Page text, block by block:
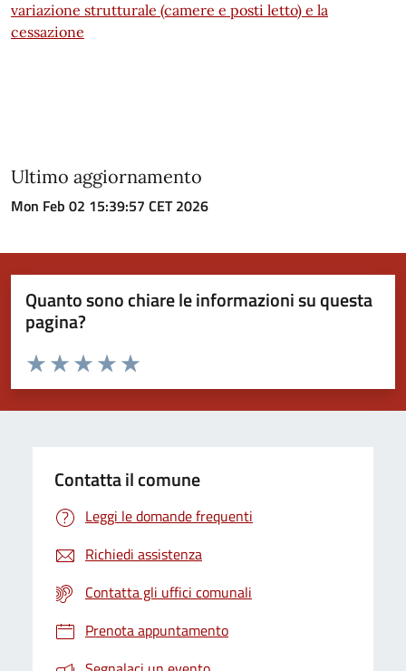
variazione strutturale (camere e posti letto) e la
cessazione
Ultimo aggiornamento
Mon Feb 02 15:39:57 CET 2026
Quanto sono chiare le informazioni su questa
pagina?
Valuta da 1 a 5 stelle la pagina
Valuta 5 stelle su 5
Valuta 4 stelle su 5
Valuta 3 stelle su 5
Valuta 2 stelle su 5
Valuta 1 stelle su 5
Contatta il comune
Leggi le domande frequenti
Richiedi assistenza
Contatta gli uffici comunali
Prenota appuntamento